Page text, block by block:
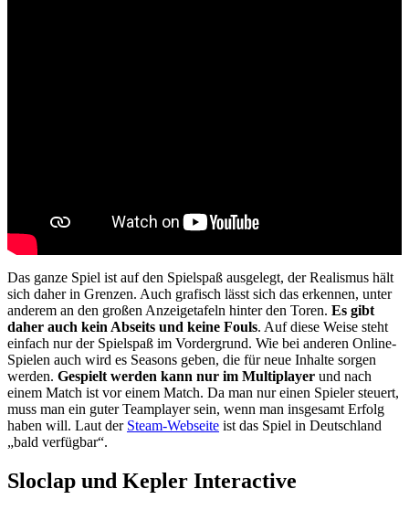
Das ganze Spiel ist auf den Spielspaß ausgelegt, der Realismus hält
sich daher in Grenzen. Auch grafisch lässt sich das erkennen, unter
anderem an den großen Anzeigetafeln hinter den Toren. Es gibt
daher auch kein Abseits und keine Fouls. Auf diese Weise steht
einfach nur der Spielspaß im Vordergrund. Wie bei anderen Online-
Spielen auch wird es Seasons geben, die für neue Inhalte sorgen
werden. Gespielt werden kann nur im Multiplayer und nach
einem Match ist vor einem Match. Da man nur einen Spieler steuert,
muss man ein guter Teamplayer sein, wenn man insgesamt Erfolg
haben will. Laut der Steam-Webseite ist das Spiel in Deutschland
„bald verfügbar“.
Sloclap und Kepler Interactive